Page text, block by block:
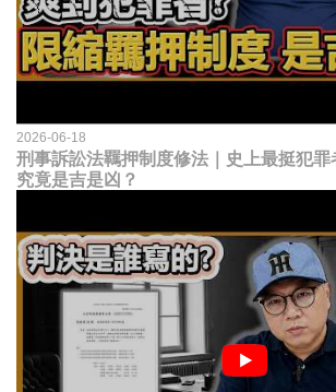
2026-06-18
刑事訴訟法羈押制度修法｜史上最挺犯
究竟是吉是凶？